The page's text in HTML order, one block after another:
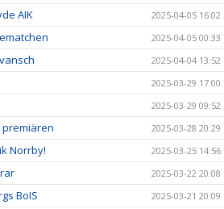
AIK 2025-04-05 16:02
2025-04-05 00:33
2025-04-04 13:52
2025-03-29 17:00
2025-03-29 09:52
2025-03-28 20:29
Norrby! 2025-03-25 14:56
2025-03-22 20:08
BoIS 2025-03-21 20:09